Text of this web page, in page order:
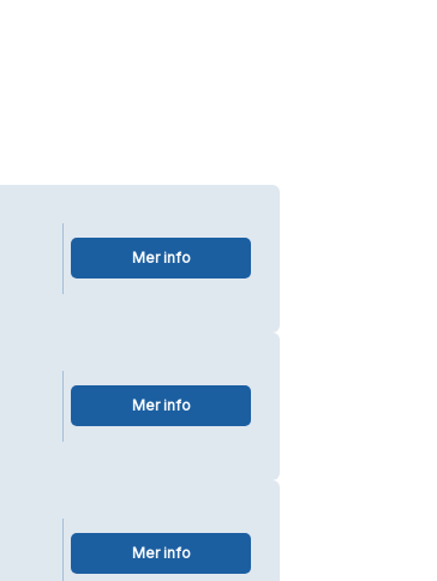
Mer info
Mer info
Mer info